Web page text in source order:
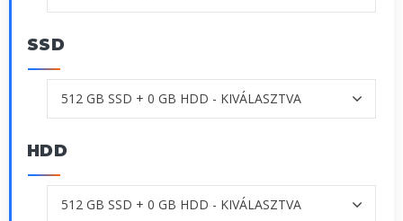
SSD
HDD